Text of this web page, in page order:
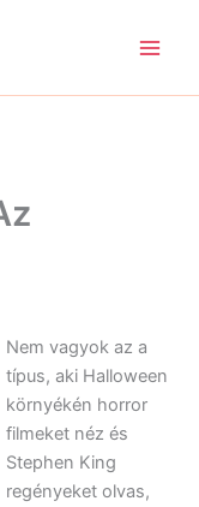
Nem vagyok az a
típus, aki Halloween
környékén horror
filmeket néz és
Stephen King
regényeket olvas,